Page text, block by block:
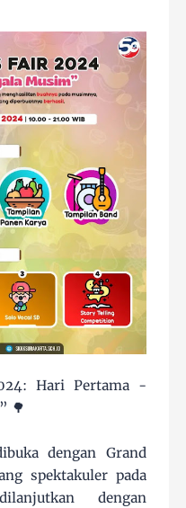
Hari Pertama -
🌳
dengan Grand
spektakuler pada
dengan